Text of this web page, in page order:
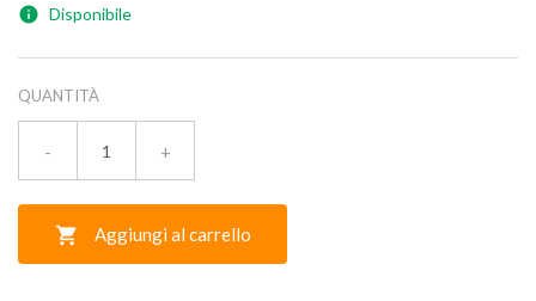
 Disponibile
QUANTITÀ
- +
 Aggiungi al carrello